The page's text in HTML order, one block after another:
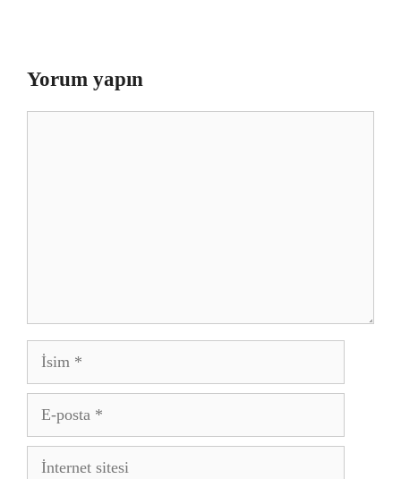
Yorum yapın
İsim
posta
İnternet